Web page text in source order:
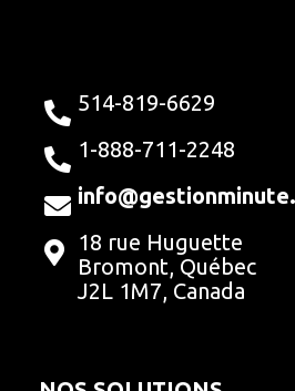
b
o
o
k
i
n
514-819-6629
1-888-711-2248
18 rue Huguette
Bromont, Québec
J2L 1M7, Canada